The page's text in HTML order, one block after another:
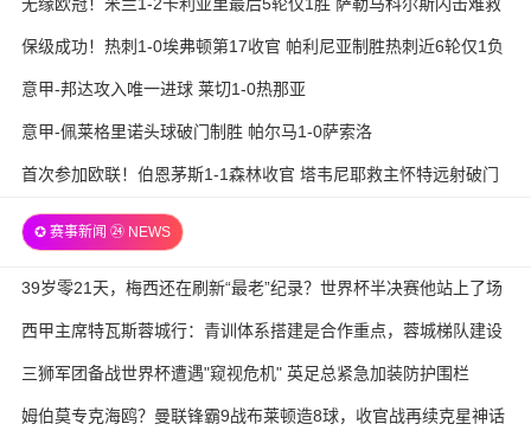
主
保级成功！热刺1-0埃弗顿第17收官 帕利尼亚制胜热刺近6轮仅1负
意甲-邦达攻入唯一进球 莱切1-0热那亚
意甲-佩莱格里诺头球破门制胜 帕尔马1-0萨索洛
首次参加欧联！伯恩茅斯1-1森林收官 塔韦尼耶救主怀特远射破门
✪ 赛事新闻 ㉔ NEWS
39岁零21天，梅西还在刷新“最老”纪录？世界杯半决赛他站上了场
西甲主席特瓦斯蓉城行：青训体系搭建是合作重点，蓉城梯队建设
待加强
三狮军团备战世界杯遭遇"窥视危机" 英足总紧急加装防护围栏
姆伯莫专克海鸥？曼联锋霸9战布莱顿造8球，收官战再续克星神话